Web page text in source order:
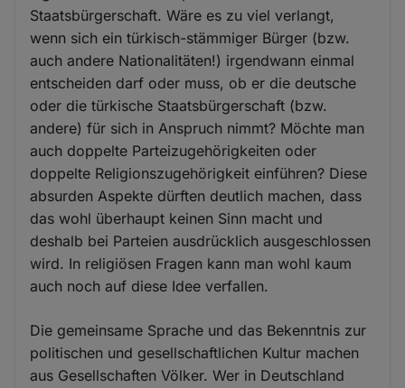
Staatsbürgerschaft. Wäre es zu viel verlangt,
wenn sich ein türkisch-stämmiger Bürger (bzw.
auch andere Nationalitäten!) irgendwann einmal
entscheiden darf oder muss, ob er die deutsche
oder die türkische Staatsbürgerschaft (bzw.
andere) für sich in Anspruch nimmt? Möchte man
auch doppelte Parteizugehörigkeiten oder
doppelte Religionszugehörigkeit einführen? Diese
absurden Aspekte dürften deutlich machen, dass
das wohl überhaupt keinen Sinn macht und
deshalb bei Parteien ausdrücklich ausgeschlossen
wird. In religiösen Fragen kann man wohl kaum
auch noch auf diese Idee verfallen.
Die gemeinsame Sprache und das Bekenntnis zur
politischen und gesellschaftlichen Kultur machen
aus Gesellschaften Völker. Wer in Deutschland